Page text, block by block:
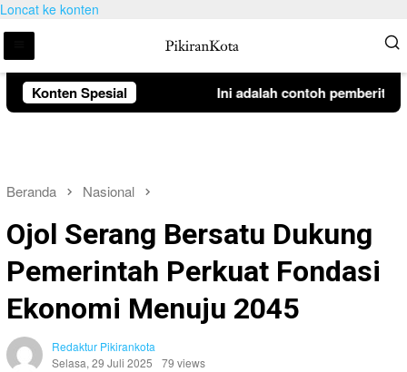
Loncat ke konten
Konten Spesial Ini adalah contoh
Beranda Nasional
Ojol Serang Bersatu Dukung
Pemerintah Perkuat Fondasi
Ekonomi Menuju 2045
Redaktur Pikirankota
Selasa, 29 Juli 2025
79 views